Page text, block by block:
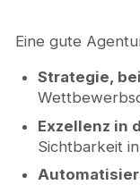
Eine gute
Strategie,
Exzellenz in
Sichtbarkeit